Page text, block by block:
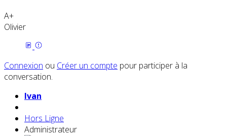
A+
Olivier
Connexion ou Créer un compte pour participer à la
conversation.
Ivan
Hors Ligne
Administrateur